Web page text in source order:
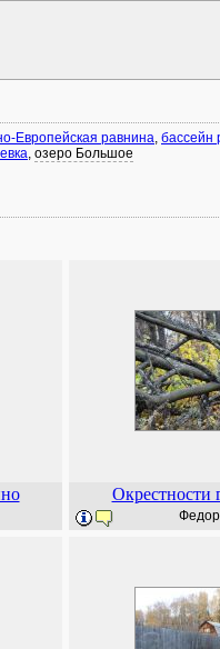
Европейская равнина, бассейн
, озеро Большое
Окрестности